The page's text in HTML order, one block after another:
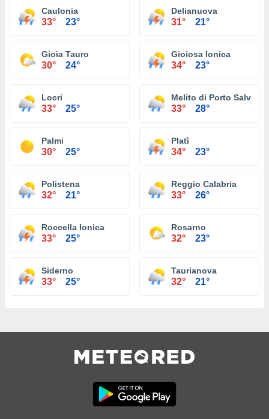
Caulonia
33° 23°
Delianuova
31° 21°
Gioia Tauro
30° 24°
Gioiosa Ionica
34° 23°
Locri
33° 25°
Melito di Porto Salvo
33° 28°
Palmi
30° 25°
Platì
34° 23°
Polistena
32° 21°
Reggio Calabria
33° 26°
Roccella Ionica
33° 25°
Rosarno
32° 23°
Siderno
33° 25°
Taurianova
32° 21°